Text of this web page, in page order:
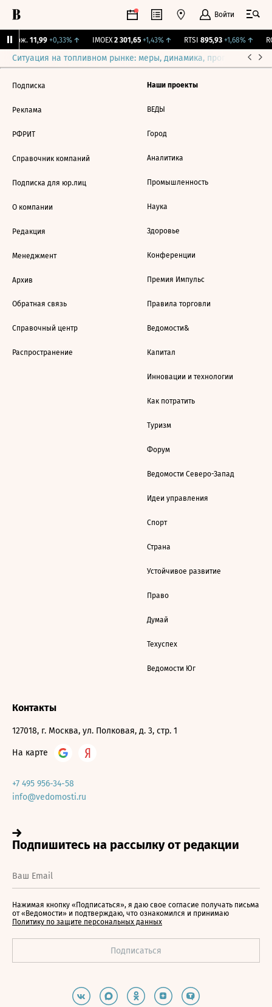
Войти
Бирж. 11,99 +0,33%↑ IMOEX 2 301,65 +1,43%↑ RTSI 895,93 +1,68%↑
Ситуация на топливном рынке: меры, динамика, прогнозы
Подписка
Реклама
РФРИТ
Справочник компаний
Подписка для юр.лиц
О компании
Редакция
Менеджмент
Архив
Обратная связь
Справочный центр
Распространение
Наши проекты
ВЕДЫ
Город
Аналитика
Промышленность
Наука
Здоровье
Конференции
Премия Импульс
Правила торговли
Ведомости&
Капитал
Инновации и технологии
Как потратить
Туризм
Форум
Ведомости Северо-Запад
Идеи управления
Спорт
Страна
Устойчивое развитие
Право
Думай
Техуспех
Ведомости Юг
Контакты
127018, г. Москва, ул. Полковая, д. 3, стр. 1
На карте
+7 495 956-34-58
info@vedomosti.ru
Нажимая кнопку «Подписаться», я даю свое согласие получать письма
от «Ведомости» и подтверждаю, что ознакомился и принимаю
Политику по защите персональных данных